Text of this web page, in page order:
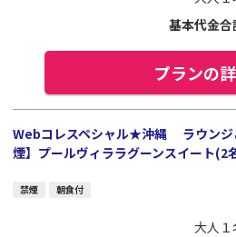
基本代金合
プランの
Webコレスペシャル★沖縄 ラウンジ
煙】プールヴィララグーンスイート(2
禁煙 朝食付
大人１